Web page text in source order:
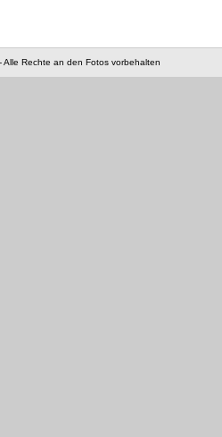
Rechte an den Fotos vorbehalten